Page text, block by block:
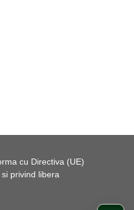
cu Directiva (UE)
privind libera